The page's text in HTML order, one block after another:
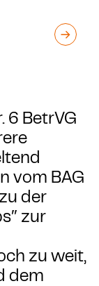
6 BetrVG
vom BAG
der
zur
zu weit,
dem